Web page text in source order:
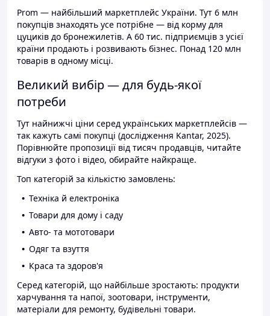
Prom — найбільший маркетплейс України. Тут 6 млн
покупців знаходять усе потрібне — від корму для
цуциків до бронежилетів. А 60 тис. підприємців з усієї
країни продають і розвивають бізнес. Понад 120 млн
товарів в одному місці.
Великий вибір — для будь-якої
потреби
Тут найнижчі ціни серед українських маркетплейсів —
так кажуть самі покупці (дослідження Kantar, 2025).
Порівнюйте пропозиції від тисяч продавців, читайте
відгуки з фото і відео, обирайте найкраще.
Топ категорій за кількістю замовлень:
Техніка й електроніка
Товари для дому і саду
Авто- та мототовари
Одяг та взуття
Краса та здоров'я
Серед категорій, що найбільше зростають: продукти
харчування та напої, зоотовари, інструменти,
матеріали для ремонту, будівельні товари.